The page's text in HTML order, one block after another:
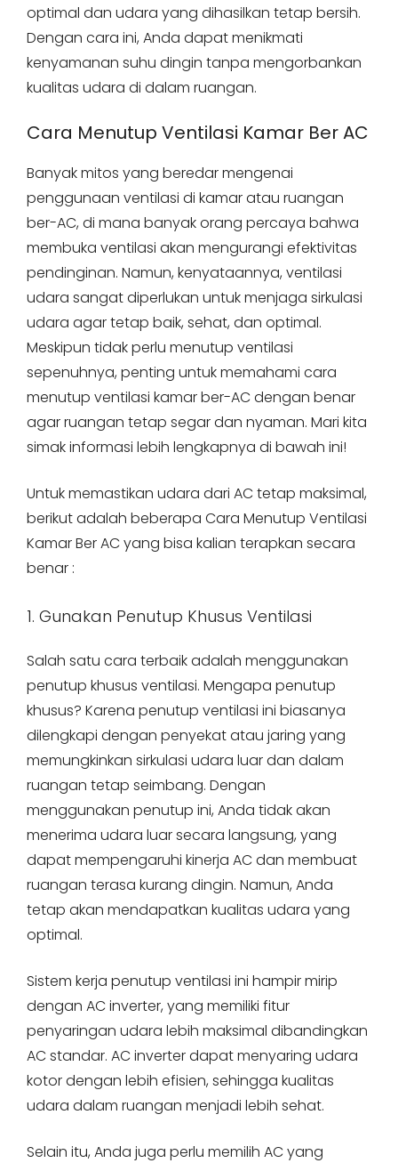
optimal dan udara yang dihasilkan tetap bersih.
Dengan cara ini, Anda dapat menikmati
kenyamanan suhu dingin tanpa mengorbankan
kualitas udara di dalam ruangan.
Cara Menutup Ventilasi Kamar Ber AC
Banyak mitos yang beredar mengenai
penggunaan ventilasi di kamar atau ruangan
ber-AC, di mana banyak orang percaya bahwa
membuka ventilasi akan mengurangi efektivitas
pendinginan. Namun, kenyataannya, ventilasi
udara sangat diperlukan untuk menjaga sirkulasi
udara agar tetap baik, sehat, dan optimal.
Meskipun tidak perlu menutup ventilasi
sepenuhnya, penting untuk memahami cara
menutup ventilasi kamar ber-AC dengan benar
agar ruangan tetap segar dan nyaman. Mari kita
simak informasi lebih lengkapnya di bawah ini!
Untuk memastikan udara dari AC tetap maksimal,
berikut adalah beberapa Cara Menutup Ventilasi
Kamar Ber AC yang bisa kalian terapkan secara
benar :
1. Gunakan Penutup Khusus Ventilasi
Salah satu cara terbaik adalah menggunakan
penutup khusus ventilasi. Mengapa penutup
khusus? Karena penutup ventilasi ini biasanya
dilengkapi dengan penyekat atau jaring yang
memungkinkan sirkulasi udara luar dan dalam
ruangan tetap seimbang. Dengan
menggunakan penutup ini, Anda tidak akan
menerima udara luar secara langsung, yang
dapat mempengaruhi kinerja AC dan membuat
ruangan terasa kurang dingin. Namun, Anda
tetap akan mendapatkan kualitas udara yang
optimal.
Sistem kerja penutup ventilasi ini hampir mirip
dengan AC inverter, yang memiliki fitur
penyaringan udara lebih maksimal dibandingkan
AC standar. AC inverter dapat menyaring udara
kotor dengan lebih efisien, sehingga kualitas
udara dalam ruangan menjadi lebih sehat.
Selain itu, Anda juga perlu memilih AC yang